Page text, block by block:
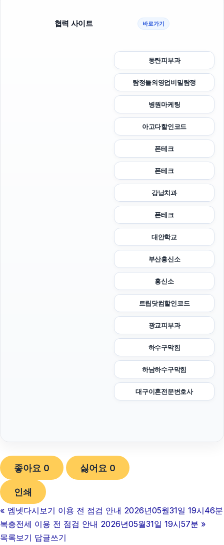
협력 사이트 바로가기
동탄피부과
탐정들의영업비밀탐정
병원마케팅
아고다할인코드
폰테크
폰테크
강남치과
폰테크
대안학교
부산흥신소
흥신소
트립닷컴할인코드
광교피부과
하수구막힘
하남하수구막힘
대구이혼전문변호사
좋아요 0 싫어요 0
인쇄
« 엠넷다시보기 이용 전 점검 안내 2026년05월31일 19시46분
복층전세 이용 전 점검 안내 2026년05월31일 19시57분 »
목록보기 답글쓰기